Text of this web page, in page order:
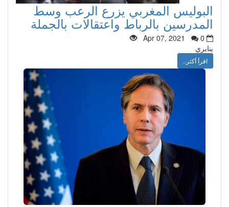
البوليس المغربي يزرع الرعب وسط
المدرسين بالرباط واعتقالات بالجملة
Apr 07, 2021
0
ينايري
اقرأ أكثر..